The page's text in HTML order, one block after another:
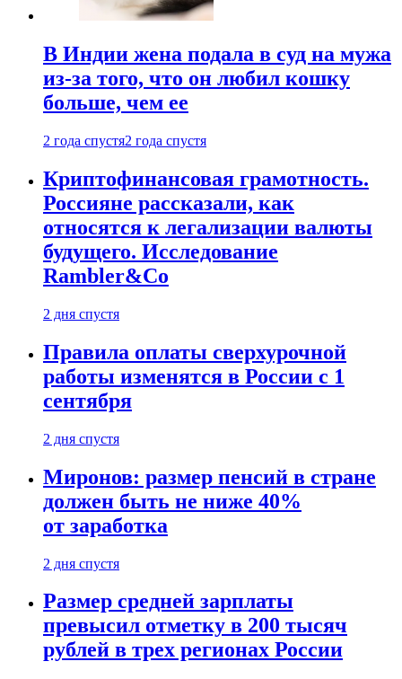
В Индии жена подала в суд на мужа
из-за того, что он любил кошку
больше, чем ее
2 года спустя2 года спустя
Криптофинансовая грамотность.
Россияне рассказали, как
относятся к легализации валюты
будущего. Исследование
Rambler&Co
2 дня спустя
Правила оплаты сверхурочной
работы изменятся в России с 1
сентября
2 дня спустя
Миронов: размер пенсий в стране
должен быть не ниже 40%
от заработка
2 дня спустя
Размер средней зарплаты
превысил отметку в 200 тысяч
рублей в трех регионах России